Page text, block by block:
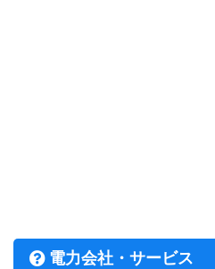
電力会社・サービス